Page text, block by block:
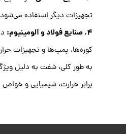
تجهیزات دیگر استفاده
4. صنایع فولاد و آلومینیوم:
کوره‌ها، پمپ‌ها و تجهیزات
به طور کلی، شفت به دلیل
برابر حرارت، شیمیایی و خواص